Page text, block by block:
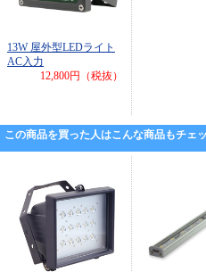
13W 屋外型LEDライト
AC入力
12,800円（税抜）
この商品を買った人はこんな商品もチェ